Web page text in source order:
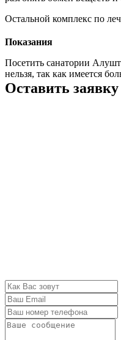
Остальной комплекс по
Показания
Посетить санатории
нельзя, так как имеется
Оставить заявку